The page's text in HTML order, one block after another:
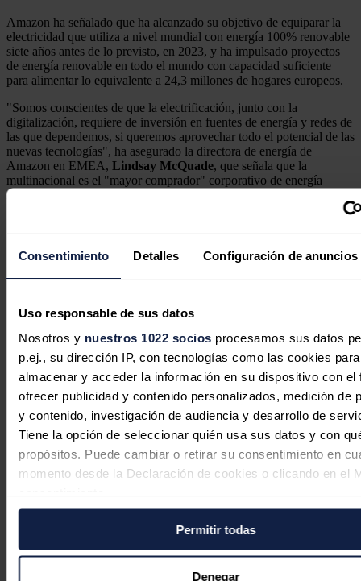
Consentimiento Detalles Configuración de anuncios
Uso responsable de sus datos
Nosotros y nuestros 1022 socios procesamos sus datos
p.ej., su dirección IP, con tecnologías como las cookies para
almacenar y acceder la información en su dispositivo con el
ofrecer publicidad y contenido personalizados, medición de
y contenido, investigación de audiencia y desarrollo de
Tiene la opción de seleccionar quién usa sus datos y con
propósitos. Puede cambiar o retirar su consentimiento en
momento desde la Declaración de cookies o clicando en el
Si lo permite, también quisiéramos:
Recopilar información sobre su ubicación geográfica
puede tener una precisión de varios metros
Permitir todas
Denegar
Amazon ha señalado que ha alcanzado su objetivo de equiparar la
electricidad que utiliza a nivel mundial con energía 100% renovable
siete años antes de lo previsto, en 2023, y ha impulsado proyectos
de energía renovable en todo el mundo con capacidad suficiente
para alimentar lo equivalente a 24,3 millones de hogares europeos.
"Somos conscientes de que la electrificación, junto con la
digitalización, requiere de inversión en fuentes de energía y redes de
las que dependemos, si queremos aprovechar todo el potencial de las
nuevas tecnologías", ha asegurado la directora de energía de
Amazon en EMEA, Lindsay McQuade, que señala que la
multinacional es el "mayor comprador" corporativo de energía
renovable de Europa y del mundo en 2024.
La inversión energética en España
cambia de rumbo: las baterías y las
redes sustituyen al boom renovable
Sandra Acosta 07/08/2026
Los impagos renovables suponen más